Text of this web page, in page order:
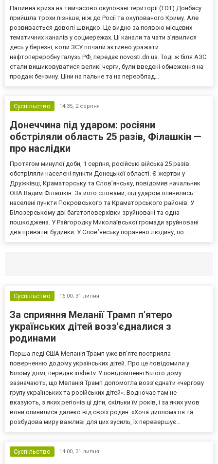
Паливна криза на тимчасово окуповані території (ТОТ) Донбасу
прийшла трохи пізніше, ніж до Росії та окупованого Криму. Але
розвивається доволі швидко. Це видно за появою місцевих
тематичних каналів у соцмережах. Ці канали та чати з’явилися
десь у березні, коли ЗСУ почали активно уражати
нафтопереробну галузь РФ, передає novosti.dn.ua. Тоді ж біля АЗС
стали вишиковуватися великі черги, були введені обмеження на
продаж бензину. Ціни на пальне та на переоблад...
Суспільство 14:35, 2 серпня
Донеччина під ударом: росіяни
обстріляли область 25 разів, Філашкін —
про наслідки
Протягом минулої доби, 1 серпня, російські війська 25 разів
обстріляли населені пункти Донецької області. Є жертви у
Дружківці, Краматорську та Слов’янську, повідомив начальник
ОВА Вадим Філашкін. За його словами, під ударом опинились
населені пункти Покровського та Краматорського районів. У
Білозерському дві багатоповерхівки зруйновані та одна
пошкоджена. У Райгородку Миколаївської громади зруйновані
два приватні будинки. У Слов’янську поранено людину, по...
Суспільство 16:00, 31 липня
За сприяння Меланії Трамп п'ятеро
українських дітей возз'єдналися з
родинами
Перша леді США Меланія Трамп уже впʼяте посприяла
поверненню додому українських дітей. Про це повідомили у
Білому домі, передає inshe.tv. У повідомленні Білого дому
зазначають, що Меланія Трамп допомогла возз’єднати «чергову
групу українських та російських дітей». Водночас там не
вказують, з яких регіонів ці діти, скільки їм років, і за яких умов
вони опинилися далеко від своїх родин. «Хоча дипломатія та
розбудова миру важливі для цих зусиль, їх перевершує...
Суспільство 14:00, 31 липня